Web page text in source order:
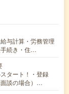
与計算・労務管理
手続き・住…
タート！・登録
談の場合）…